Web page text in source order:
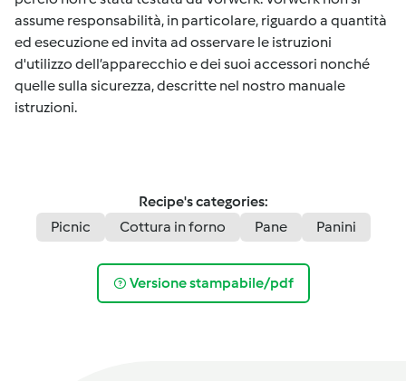
assume responsabilità, in particolare, riguardo a quantità
ed esecuzione ed invita ad osservare le istruzioni
d'utilizzo dell’apparecchio e dei suoi accessori nonché
quelle sulla sicurezza, descritte nel nostro manuale
istruzioni.
Recipe's categories:
Picnic
Cottura in forno Pane Panini
Versione stampabile/pdf